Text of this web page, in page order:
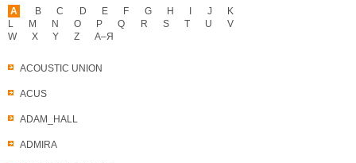
A
ACOUSTIC UNION
ACUS
ADAM_HALL
ADMIRA
B C D E F G H J
K
L
M N O P Q R S T U
V
W
X Y Z А–Я